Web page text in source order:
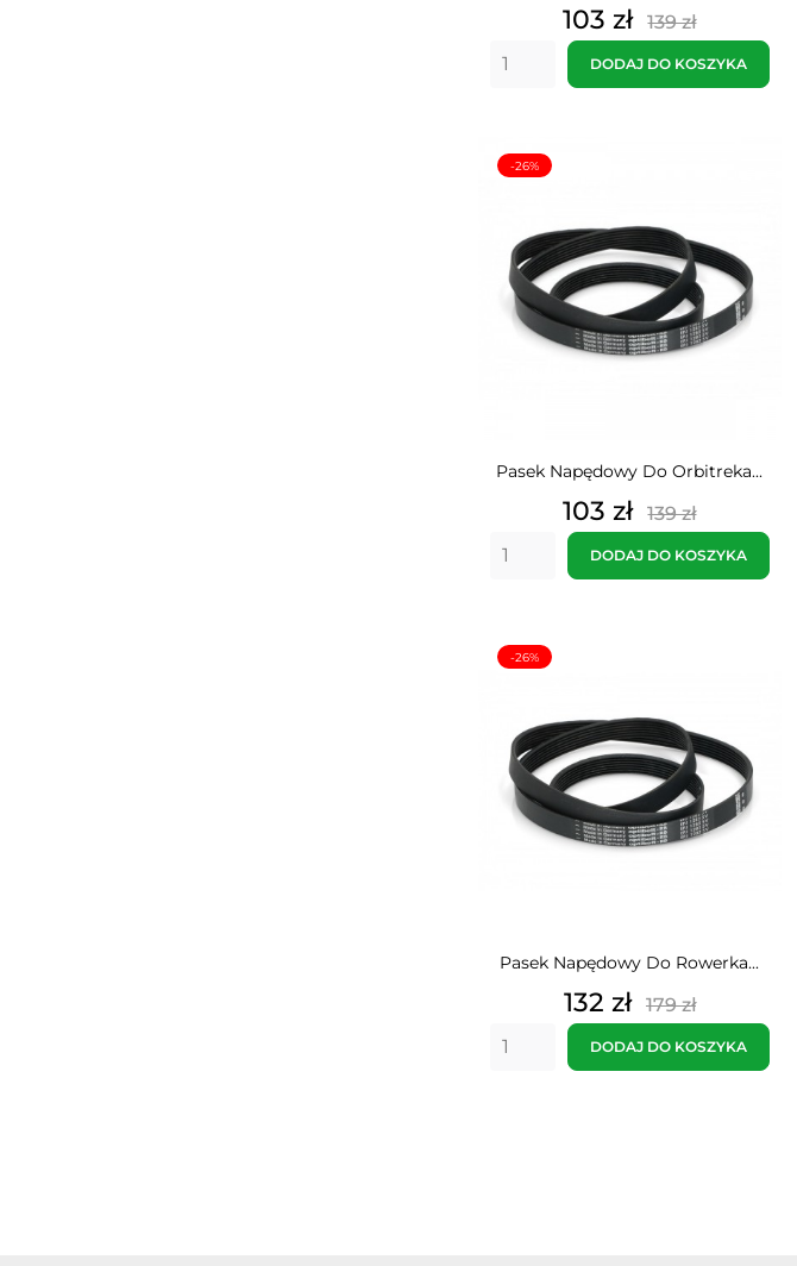
Cena
103 zł Cena
podstawowa
139 zł
DODAJ DO KOSZYKA
Pasek Napędowy Do Orbitreka...
Cena
103 zł Cena
podstawowa
139 zł
DODAJ DO KOSZYKA
-26%
Pasek Napędowy Do Rowerka...
Cena
132 zł Cena
podstawowa
179 zł
DODAJ DO KOSZYKA
-26%